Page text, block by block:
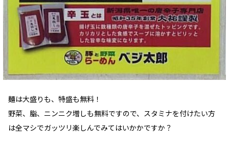
麺は大盛りも、特盛も無料！
野菜、脂、ニンニク増しも無料ですので、スタミナを付けたい方
は全マシでガッツリ楽しんでみてはいかかですか？